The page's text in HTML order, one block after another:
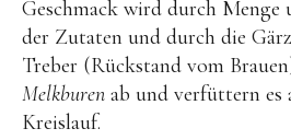
Geschmack wird durch Menge
der Zutaten und durch die
Treber (Rückstand vom
Melkburen ab und verfüttern es
Kreislauf.